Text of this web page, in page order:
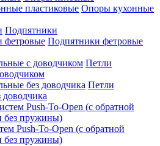
Опоры кухонные
Подпятники
Подпятники фетровые
Петли
Петли
доводчика
Push-To-Open (с обратной
без пружины)